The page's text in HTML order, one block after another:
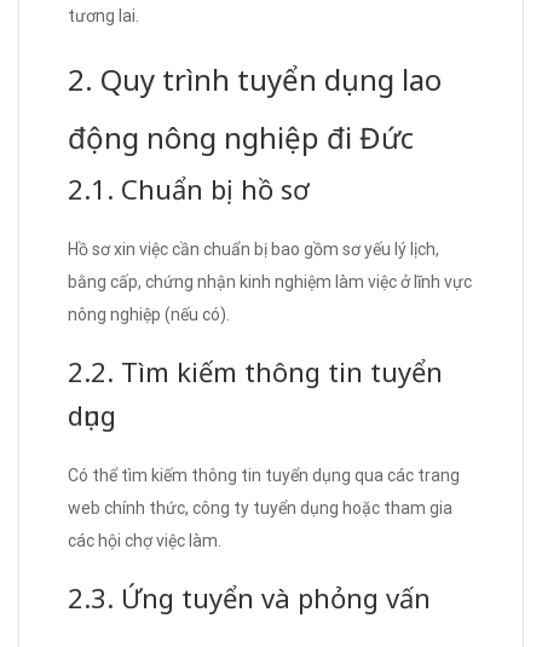
tương lai.
2. Quy trình tuyển dụng lao
động nông nghiệp đi Đức
2.1. Chuẩn bị hồ sơ
Hồ sơ xin việc cần chuẩn bị bao gồm sơ yếu lý lịch,
bằng cấp, chứng nhận kinh nghiệm làm việc ở lĩnh vực
nông nghiệp (nếu có).
2.2. Tìm kiếm thông tin tuyển
dụng
Có thể tìm kiếm thông tin tuyển dụng qua các trang
web chính thức, công ty tuyển dụng hoặc tham gia
các hội chợ việc làm.
2.3. Ứng tuyển và phỏng vấn